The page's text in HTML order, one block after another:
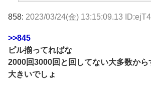
858: 2023/03/24(金) 13:15:09.13
>>845
ピル揃ってればな
2000回3000回と回してない大多数から
大きいでしょ